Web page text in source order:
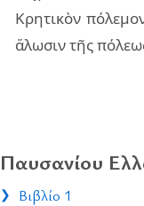
Κρη­τι­κὸν
ἅλω­σιν τῆς
Παυσανίου
Βιβλίο 1